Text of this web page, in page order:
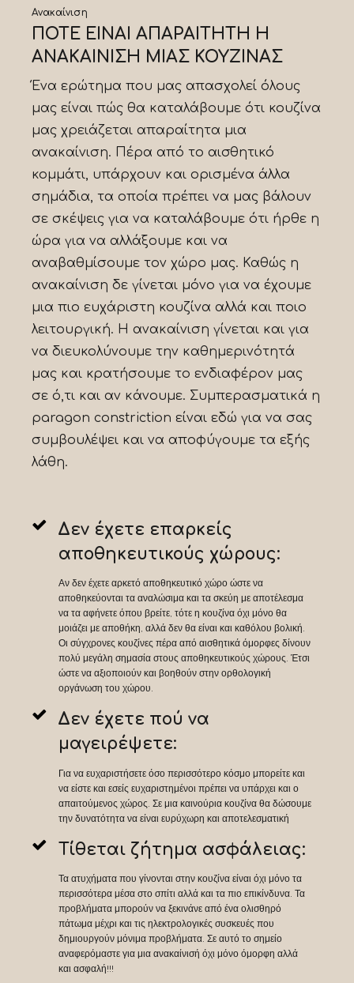
Ανακαίνιση
ΠΟΤΕ ΕΙΝΑΙ ΑΠΑΡΑΙΤΗΤΗ Η
ΑΝΑΚΑΙΝΙΣΗ ΜΙΑΣ ΚΟΥΖΙΝΑΣ
Ένα ερώτημα που μας απασχολεί όλους
μας είναι πώς θα καταλάβουμε ότι κουζίνα
μας χρειάζεται απαραίτητα μια
ανακαίνιση. Πέρα από το αισθητικό
κομμάτι, υπάρχουν και ορισμένα άλλα
σημάδια, τα οποία πρέπει να μας βάλουν
σε σκέψεις για να καταλάβουμε ότι ήρθε η
ώρα για να αλλάξουμε και να
αναβαθμίσουμε τον χώρο μας. Καθώς η
ανακαίνιση δε γίνεται μόνο για να έχουμε
μια πιο ευχάριστη κουζίνα αλλά και ποιο
λειτουργική. Η ανακαίνιση γίνεται και για
να διευκολύνουμε την καθημερινότητά
μας και κρατήσουμε το ενδιαφέρον μας
σε ό,τι και αν κάνουμε. Συμπερασματικά η
paragon constriction είναι εδώ για να σας
συμβουλέψει και να αποφύγουμε τα εξής
λάθη.
Δεν έχετε επαρκείς
αποθηκευτικούς χώρους:
Αν δεν έχετε αρκετό αποθηκευτικό χώρο ώστε να
αποθηκεύονται τα αναλώσιμα και τα σκεύη με αποτέλεσμα
να τα αφήνετε όπου βρείτε, τότε η κουζίνα όχι μόνο θα
μοιάζει με αποθήκη, αλλά δεν θα είναι και καθόλου βολική.
Οι σύγχρονες κουζίνες πέρα από αισθητικά όμορφες δίνουν
πολύ μεγάλη σημασία στους αποθηκευτικούς χώρους. Έτσι
ώστε να αξιοποιούν και βοηθούν στην ορθολογική
οργάνωση του χώρου.
Δεν έχετε πού να
μαγειρέψετε:
Για να ευχαριστήσετε όσο περισσότερο κόσμο μπορείτε και
να είστε και εσείς ευχαριστημένοι πρέπει να υπάρχει και ο
απαιτούμενος χώρος. Σε μια καινούρια κουζίνα θα δώσουμε
την δυνατότητα να είναι ευρύχωρη και αποτελεσματική
Τίθεται ζήτημα ασφάλειας:
Τα ατυχήματα που γίνονται στην κουζίνα είναι όχι μόνο τα
περισσότερα μέσα στο σπίτι αλλά και τα πιο επικίνδυνα. Τα
προβλήματα μπορούν να ξεκινάνε από ένα ολισθηρό
πάτωμα μέχρι και τις ηλεκτρολογικές συσκευές που
δημιουργούν μόνιμα προβλήματα. Σε αυτό το σημείο
αναφερόμαστε για μια ανακαίνισή όχι μόνο όμορφη αλλά
και ασφαλή!!!